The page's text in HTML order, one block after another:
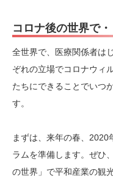
コロナ後の世界で・
全世界で、医療関係者は
ぞれの立場でコロナウィ
たちにできることでいつ
す。
まずは、来年の春、2020
ラムを準備します。ぜひ
の世界」で平和産業の観